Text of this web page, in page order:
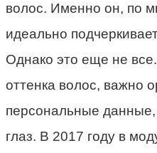
волос. Именно он, по
идеально
Однако это еще не
оттенка волос, важно
персональные данные,
глаз. В 2017 году в